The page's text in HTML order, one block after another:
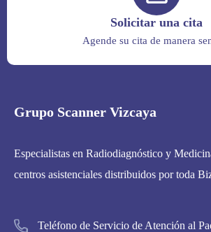
Solicitar una cita
Agende su cita de manera
Grupo Scanner Vizcaya
Especialistas en Radiodiagnóstico y
centros asistenciales distribuidos por toda
Teléfono de Servicio de Atención al